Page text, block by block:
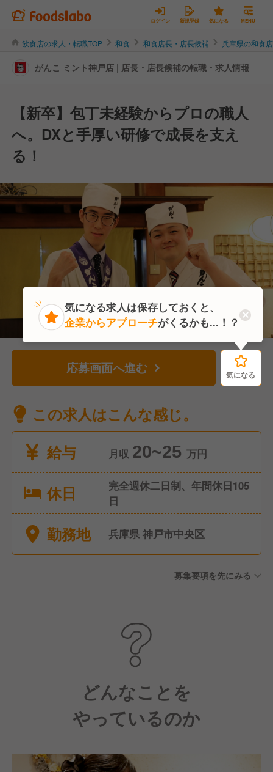
ログイン 新規登録 気になる MENU
飲食店の求人・転職TOP 和食 和食店長・店長候補 兵庫県の和食
がんこ ミント神戸店 | 店長・店長候補の転職・求人情報
【新卒】包丁未経験からプロの職人
へ。DXと手厚い研修で成長を支え
る！
応募画面へ進む 気になる
この求人はこんな感じ。
給与
月収 20~25 万円
休日
完全週休二日制、年間休日105
日
勤務地 兵庫県 神戸市中央区
募集要項を先にみる
どんなことを
やっているのか
気になる
気になる求人は保存しておくと、
企業からアプローチがくるかも...！？